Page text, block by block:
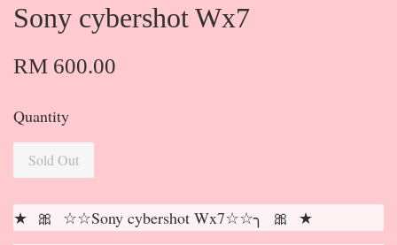
Sony cybershot Wx7
RM 600.00
Quantity
Sold Out
★ 🎀 ☆☆Sony cybershot Wx7☆☆╮ 🎀 ★